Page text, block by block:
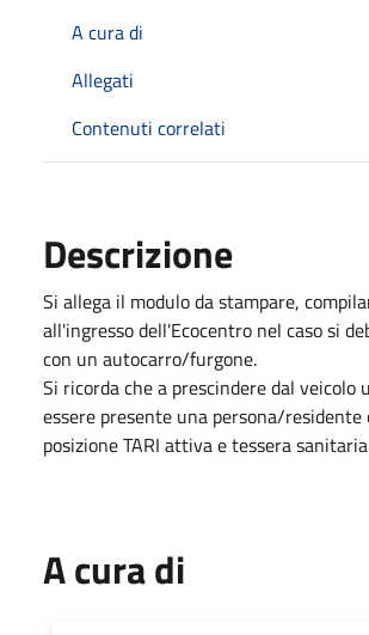
A cura di
Allegati
Contenuti correlati
Descrizione
Si allega il modulo da stampare,
all'ingresso dell'Ecocentro nel caso si
con un autocarro/furgone.
Si ricorda che a prescindere dal veicolo
essere presente una persona/residente
posizione TARI attiva e tessera
A cura di